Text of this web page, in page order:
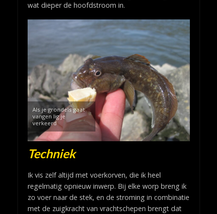
wat dieper de hoofdstroom in.
Als je grondels gaat
vangen lig je
verkeerd
Techniek
Ik vis zelf altijd met voerkorven, die ik heel
regelmatig opnieuw inwerp. Bij elke worp breng ik
zo voer naar de stek, en de stroming in combinatie
met de zuigkracht van vrachtschepen brengt dat